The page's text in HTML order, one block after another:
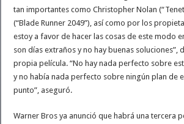
tan importantes como Christopher Nolan
(“Blade Runner 2049”), así como por los
estoy a favor de hacer las cosas de este modo
son días extraños y no hay buenas soluciones”,
propia película. “No hay nada perfecto sobre
y no había nada perfecto sobre ningún plan de
punto”, aseguró.
Warner Bros ya anunció que habrá una tercera